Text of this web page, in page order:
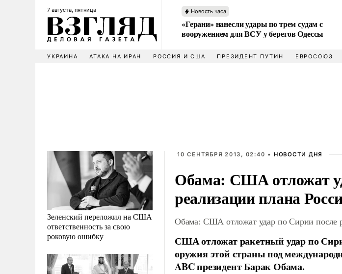
7 августа, пятница Новость часа
«Герани» нанесли удары по трем судам с
вооружением для ВСУ у берегов Одессы
УКРАИНА АТАКА НА ИРАН РОССИЯ И США ПРЕЗИДЕНТ ПУТИН ЕВРОСОЮЗ
Зеленский переложил на США
ответственность за свою
роковую ошибку
10 СЕНТЯБРЯ 2013, 02:40 • НОВОСТИ ДНЯ
Обама: США отложат
реализации плана
Обама: США отложат удар по Сирии после
США отложат ракетный удар по
оружия этой страны под
ABC президент Барак Обама.